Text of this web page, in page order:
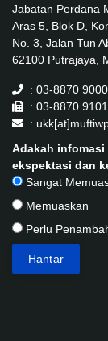
Jabatan Perdana
Aras 5, Blok D,
No. 3, Jalan Tun
62100 Putrajaya,
: 03-8870 9000
: 03-8870
:
Adakah infomasi
ekspektasi dan
Sangat
Memuaskan
Perlu